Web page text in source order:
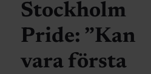
Stockholm
Pride: ”Kan
vara första